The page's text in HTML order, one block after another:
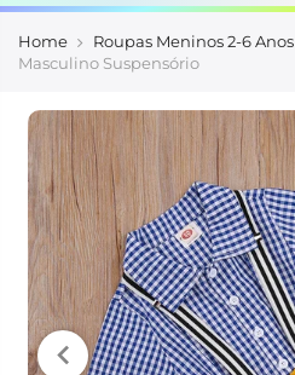
Home Roupas Meninos 2-6 Anos
Masculino Suspensório